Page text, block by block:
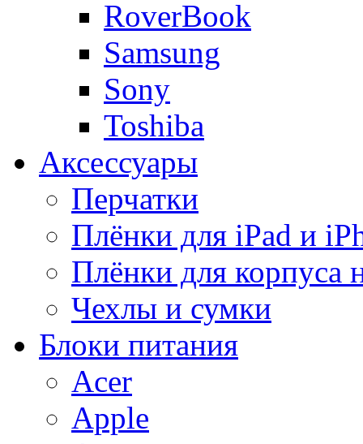
RoverBook
Samsung
Sony
Toshiba
Аксессуары
Перчатки
Плёнки для iPad и
Плёнки для корпуса
Чехлы и сумки
Блоки питания
Acer
Apple